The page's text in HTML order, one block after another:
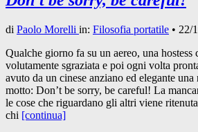
di Paolo Morelli in: Filosofia portatile • 22/
Qualche giorno fa su un aereo, una hostess
volutamente sgraziata e poi ogni volta
avuto da un cinese anziano ed elegante una
motto: Don’t be sorry, be careful! La
le cose che riguardano gli altri viene
chi [continua]